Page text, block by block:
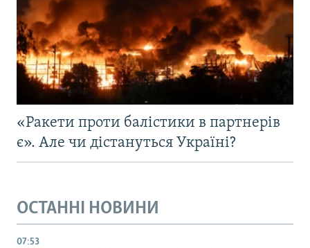
«Ракети проти балістики в партнерів
є». Але чи дістануться Україні?
ОСТАННІ НОВИНИ
07:53